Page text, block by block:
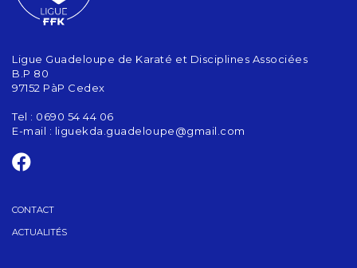
Ligue Guadeloupe de Karaté et Disciplines Associées
B.P 80
97152 PàP Cedex
Tel : 0690 54 44 06
E-mail : liguekda.guadeloupe@gmail.com
CONTACT
ACTUALITÉS